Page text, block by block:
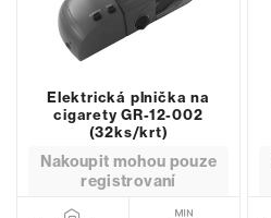
Elektrická plnička na
cigarety GR-12-002
(32ks/krt)
Nakoupit mohou pouze
registrovaní